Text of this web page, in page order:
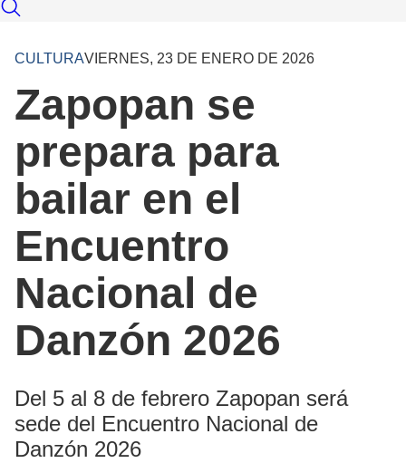
CULTURAVIERNES, 23 DE ENERO DE 2026
Zapopan se
prepara para
bailar en el
Encuentro
Nacional de
Danzón 2026
Del 5 al 8 de febrero Zapopan será
sede del Encuentro Nacional de
Danzón 2026